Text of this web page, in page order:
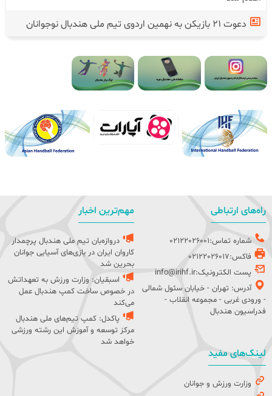
دعوت ۲۱ بازیکن به نهمین اردوی تیم ملی هندبال نوجوانان
راه‌های ارتباطی
شماره تماس:02122026001
فاکس:02122026017
پست الکترونیک:info@irihf.ir
آدرس: تهران - خیابان سئول شمالی
- ورودی غربی - مجموعه انقلاب -
فدراسیون هندبال
مهم‌ترین اخبار
دروازه‌بان تیم ملی هندبال پرچمدار
کاروان ایران در بازی‌های آسیایی جوانان
بحرین شد
اسبقیان: وزارت ورزش به تعهداتش
در خصوص ساخت کمپ هندبال عمل
می‌کند
پاکدل: کمپ تیم‌های ملی هندبال
مرکز توسعه و آموزش این رشته ورزشی
خواهد شد
لینک‌های مفید
وزارت ورزش و جوانان